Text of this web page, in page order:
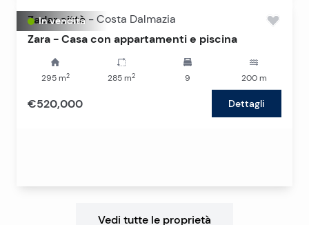
In vendita
Zadar città - Costa Dalmazia
Zara - Casa con appartamenti e piscina
295m2 285 m2 9 200m
€520,000 Dettagli
Vedi tutte le proprietà